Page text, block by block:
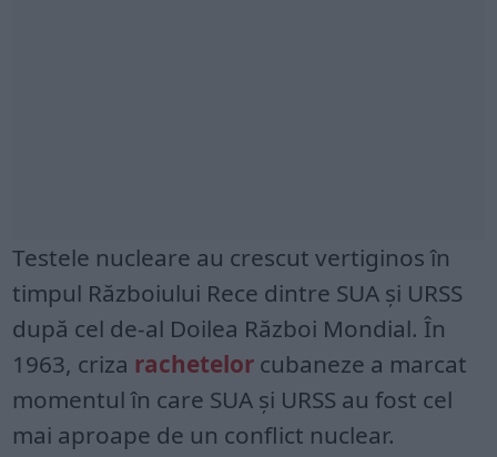
Testele nucleare au crescut vertiginos în
timpul Războiului Rece dintre SUA și URSS
după cel de-al Doilea Război Mondial. În
1963, criza rachetelor cubaneze a marcat
momentul în care SUA și URSS au fost cel
mai aproape de un conflict nuclear.